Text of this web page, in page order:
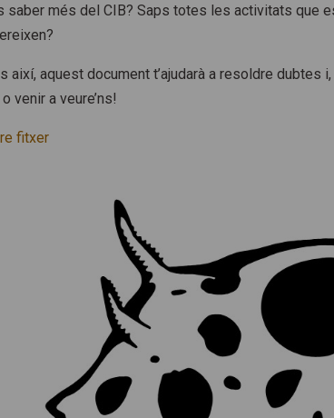
saber més del CIB? Saps totes les activitats que
així, aquest document t’ajudarà a resoldre dubtes
venir a veure’ns!
fitxer